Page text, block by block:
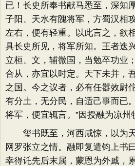
已！长史所奉书献马悉至，深知
子阳、天水有隗将军，方蜀汉相
左右，便有轻重。以此言之，欲
具长史所见，将军所知。王者迭
立桓、文，辅微国，当勉卒功业
合从，亦宜以时定。天下未并，
之国。今之议者，必有任嚣效尉
有分土，无分民，自适己事而已
将军，便宜辄言。”因授融为凉州
玺书既至，河西咸惊，以为天
网罗张立之情。融即复遣钧上书
幸得讬先后末属，蒙恩为外戚，